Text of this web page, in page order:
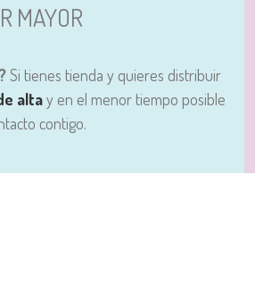
MAYOR
Si tienes tienda y quieres distribuir
alta y en el menor tiempo posible
contigo.